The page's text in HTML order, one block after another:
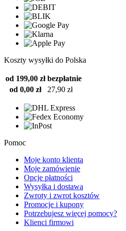
Koszty wysyłki do Polska
od 199,00 zł bezpłatnie
od 0,00 zł
27,90 zł
Pomoc
Moje konto klienta
Moje zamówienie
Opcje płatności
Wysyłka i dostawa
Zwroty i zwrot kosztów
Promocje i kupony
Potrzebujesz więcej pomocy?
Klienci firmowi